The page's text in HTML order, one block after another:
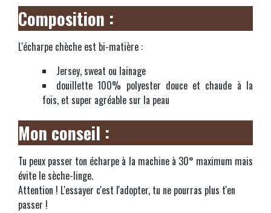
Composition :
L'écharpe chèche est bi-matière :
Jersey, sweat ou lainage
douillette 100% polyester douce et chaude à la
fois, et super agréable sur la peau
Mon conseil :
Tu peux passer ton écharpe à la machine à 30° maximum mais
évite le sèche-linge.
Attention ! L'essayer c'est l'adopter, tu ne pourras plus t'en
passer !